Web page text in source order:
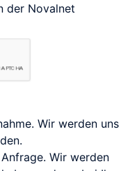
der Novalnet
Wir werden uns
Wir werden